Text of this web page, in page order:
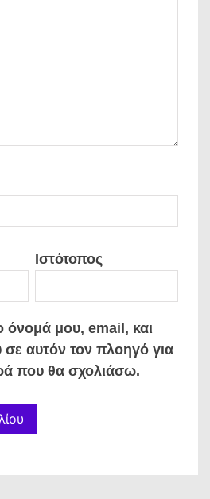
Ιστότοπος
όνομά μου, email, και
σε αυτόν τον πλοηγό για
που θα σχολιάσω.